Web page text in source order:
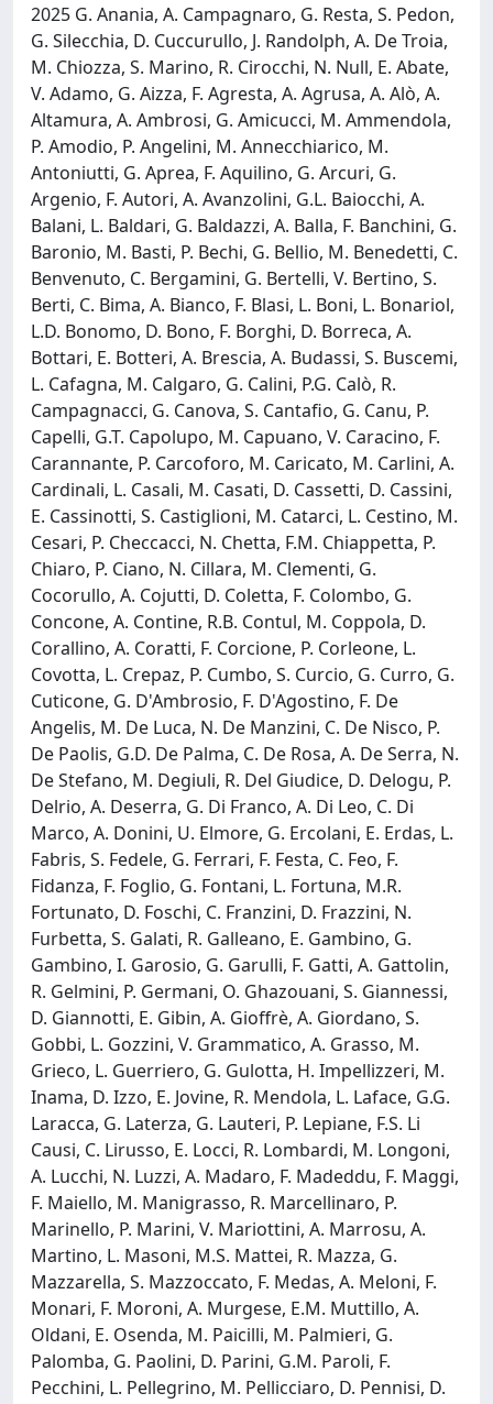
2025 G. Anania, A. Campagnaro, G. Resta, S. Pedon,
G. Silecchia, D. Cuccurullo, J. Randolph, A. De Troia,
M. Chiozza, S. Marino, R. Cirocchi, N. Null, E. Abate,
V. Adamo, G. Aizza, F. Agresta, A. Agrusa, A. Alò, A.
Altamura, A. Ambrosi, G. Amicucci, M. Ammendola,
P. Amodio, P. Angelini, M. Annecchiarico, M.
Antoniutti, G. Aprea, F. Aquilino, G. Arcuri, G.
Argenio, F. Autori, A. Avanzolini, G.L. Baiocchi, A.
Balani, L. Baldari, G. Baldazzi, A. Balla, F. Banchini, G.
Baronio, M. Basti, P. Bechi, G. Bellio, M. Benedetti, C.
Benvenuto, C. Bergamini, G. Bertelli, V. Bertino, S.
Berti, C. Bima, A. Bianco, F. Blasi, L. Boni, L. Bonariol,
L.D. Bonomo, D. Bono, F. Borghi, D. Borreca, A.
Bottari, E. Botteri, A. Brescia, A. Budassi, S. Buscemi,
L. Cafagna, M. Calgaro, G. Calini, P.G. Calò, R.
Campagnacci, G. Canova, S. Cantafio, G. Canu, P.
Capelli, G.T. Capolupo, M. Capuano, V. Caracino, F.
Carannante, P. Carcoforo, M. Caricato, M. Carlini, A.
Cardinali, L. Casali, M. Casati, D. Cassetti, D. Cassini,
E. Cassinotti, S. Castiglioni, M. Catarci, L. Cestino, M.
Cesari, P. Checcacci, N. Chetta, F.M. Chiappetta, P.
Chiaro, P. Ciano, N. Cillara, M. Clementi, G.
Cocorullo, A. Cojutti, D. Coletta, F. Colombo, G.
Concone, A. Contine, R.B. Contul, M. Coppola, D.
Corallino, A. Coratti, F. Corcione, P. Corleone, L.
Covotta, L. Crepaz, P. Cumbo, S. Curcio, G. Curro, G.
Cuticone, G. D'Ambrosio, F. D'Agostino, F. De
Angelis, M. De Luca, N. De Manzini, C. De Nisco, P.
De Paolis, G.D. De Palma, C. De Rosa, A. De Serra, N.
De Stefano, M. Degiuli, R. Del Giudice, D. Delogu, P.
Delrio, A. Deserra, G. Di Franco, A. Di Leo, C. Di
Marco, A. Donini, U. Elmore, G. Ercolani, E. Erdas, L.
Fabris, S. Fedele, G. Ferrari, F. Festa, C. Feo, F.
Fidanza, F. Foglio, G. Fontani, L. Fortuna, M.R.
Fortunato, D. Foschi, C. Franzini, D. Frazzini, N.
Furbetta, S. Galati, R. Galleano, E. Gambino, G.
Gambino, I. Garosio, G. Garulli, F. Gatti, A. Gattolin,
R. Gelmini, P. Germani, O. Ghazouani, S. Giannessi,
D. Giannotti, E. Gibin, A. Gioffrè, A. Giordano, S.
Gobbi, L. Gozzini, V. Grammatico, A. Grasso, M.
Grieco, L. Guerriero, G. Gulotta, H. Impellizzeri, M.
Inama, D. Izzo, E. Jovine, R. Mendola, L. Laface, G.G.
Laracca, G. Laterza, G. Lauteri, P. Lepiane, F.S. Li
Causi, C. Lirusso, E. Locci, R. Lombardi, M. Longoni,
A. Lucchi, N. Luzzi, A. Madaro, F. Madeddu, F. Maggi,
F. Maiello, M. Manigrasso, R. Marcellinaro, P.
Marinello, P. Marini, V. Mariottini, A. Marrosu, A.
Martino, L. Masoni, M.S. Mattei, R. Mazza, G.
Mazzarella, S. Mazzoccato, F. Medas, A. Meloni, F.
Monari, F. Moroni, A. Murgese, E.M. Muttillo, A.
Oldani, E. Osenda, M. Paicilli, M. Palmieri, G.
Palomba, G. Paolini, D. Parini, G.M. Paroli, F.
Pecchini, L. Pellegrino, M. Pellicciaro, D. Pennisi, D.